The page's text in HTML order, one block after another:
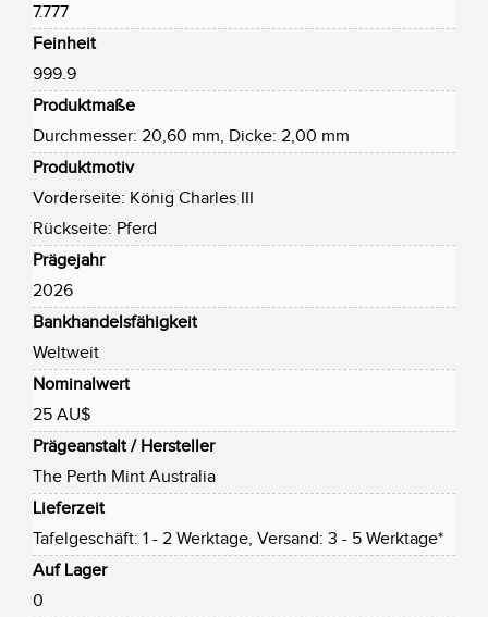
7.777
Feinheit
999.9
Produktmaße
Durchmesser: 20,60 mm, Dicke: 2,00 mm
Produktmotiv
Vorderseite: König Charles III
Rückseite: Pferd
Prägejahr
2026
Bankhandelsfähigkeit
Weltweit
Nominalwert
25 AU$
Prägeanstalt / Hersteller
The Perth Mint Australia
Lieferzeit
Tafelgeschäft: 1 - 2 Werktage, Versand: 3 - 5 Werktage*
Auf Lager
0